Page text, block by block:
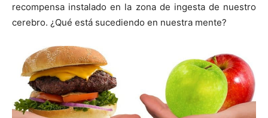
recompensa instalado en la zona de ingesta de nuestro
cerebro. ¿Qué está sucediendo en nuestra mente?